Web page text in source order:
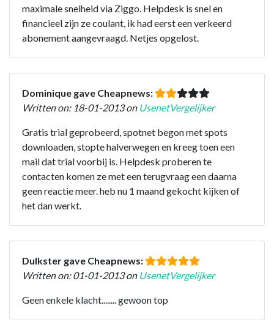
maximale snelheid via Ziggo. Helpdesk is snel en
financieel zijn ze coulant, ik had eerst een verkeerd
abonement aangevraagd. Netjes opgelost.
Dominique gave Cheapnews:
Written on: 18-01-2013 on UsenetVergelijker
Gratis trial geprobeerd, spotnet begon met spots
downloaden, stopte halverwegen en kreeg toen een
mail dat trial voorbij is. Helpdesk proberen te
contacten komen ze met een terugvraag een daarna
geen reactie meer. heb nu 1 maand gekocht kijken of
het dan werkt.
Dulkster gave Cheapnews:
Written on: 01-01-2013 on UsenetVergelijker
Geen enkele klacht........ gewoon top